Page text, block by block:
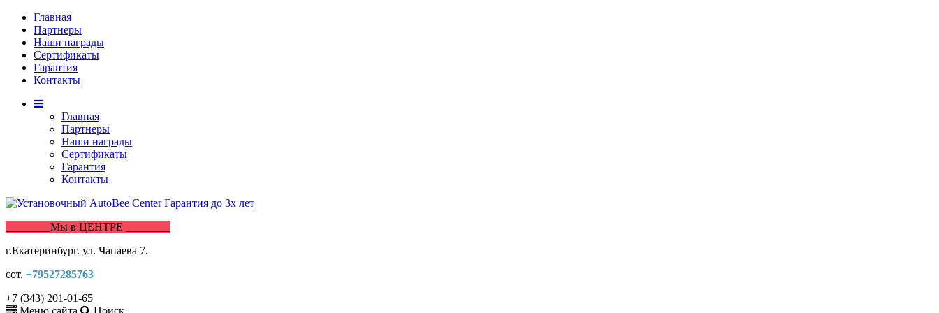
Главная
Партнеры
Наши награды
Сертификаты
Гарантия
Контакты
Главная
Партнеры
Наши награды
Сертификаты
Гарантия
Контакты
________Мы в ЦЕНТРЕ ________
г.Екатеринбург. ул. Чапаева 7.
сот. +79527285763
+7 (343) 201-01-65
Меню сайта
Поиск